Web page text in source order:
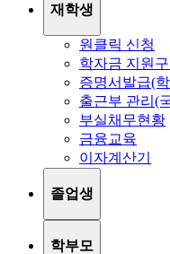
재학생
원클릭 신청
학자금 지원
증명서발급(
출근부 관리(
부실채무현황
금융교육
이자계산기
졸업생
학부모